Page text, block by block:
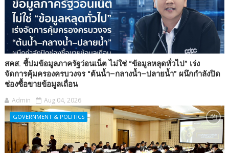
สคส. ชี้ปมข้อมูลภาครัฐว่อนเน็ต ไม่ใช่ “ข้อมูลหลุดทั่วไป” เร่ง
จัดการคุ้มครองครบวงจร “ต้นน้ำ–กลางน้ำ–ปลายน้ำ” ผนึกกำลังปิด
ช่องซื้อขายข้อมูลเถื่อน
Admin Aug 04, 2026
GOVERNMENT & POLITICS